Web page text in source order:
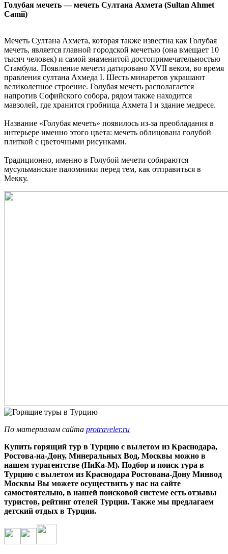
Голубая мечеть — мечеть Султана Ахмета (Sultan Ahmet
Camii)
Мечеть Султана Ахмета, которая также известна как Голубая
мечеть, является главной городской мечетью (она вмещает 10
тысяч человек) и самой знаменитой достопримечательностью
Стамбула. Появление мечети датировано XVII веком, во время
правления султана Ахмеда I. Шесть минаретов украшают
великолепное строение. Голубая мечеть располагается
напротив Софийского собора, рядом также находится
мавзолей, где хранится гробница Ахмета I и здание медресе.
Название «Голубая мечеть» появилось из-за преобладания в
интерьере именно этого цвета: мечеть облицована голубой
плиткой с цветочными рисунками.
Традиционно, именно в Голубой мечети собираются
мусульманские паломники перед тем, как отправиться в
Мекку.
По материалам сайта protraveler.ru
Купить горящий тур в Турцию с вылетом из Краснодара,
Ростова-на-Дону, Минеральных Вод, Москвы можно в
нашем турагентстве (НиКа-М). Подбор и поиск тура в
Турцию с вылетом из Краснодара Ростована-Дону Минвод
Москвы Вы можете осуществить у нас на сайте
самостоятельно, в нашей поисковой системе есть отзывы
туристов, рейтинг отелей Турции. Также мы предлагаем
детский отдых в Турции.